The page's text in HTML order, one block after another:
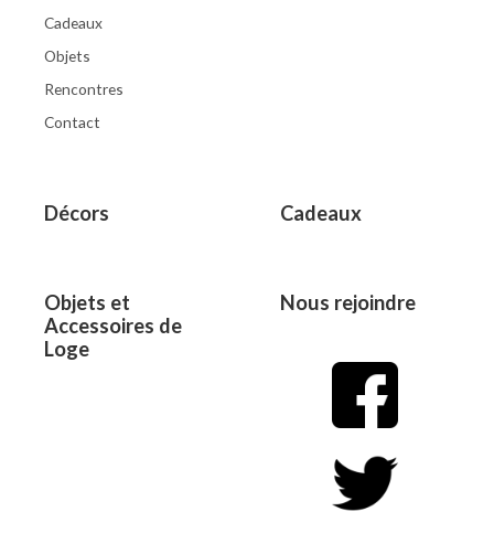
Cadeaux
Objets
Rencontres
Contact
Décors Cadeaux
Objets et
Accessoires de
Loge
Nous rejoindre